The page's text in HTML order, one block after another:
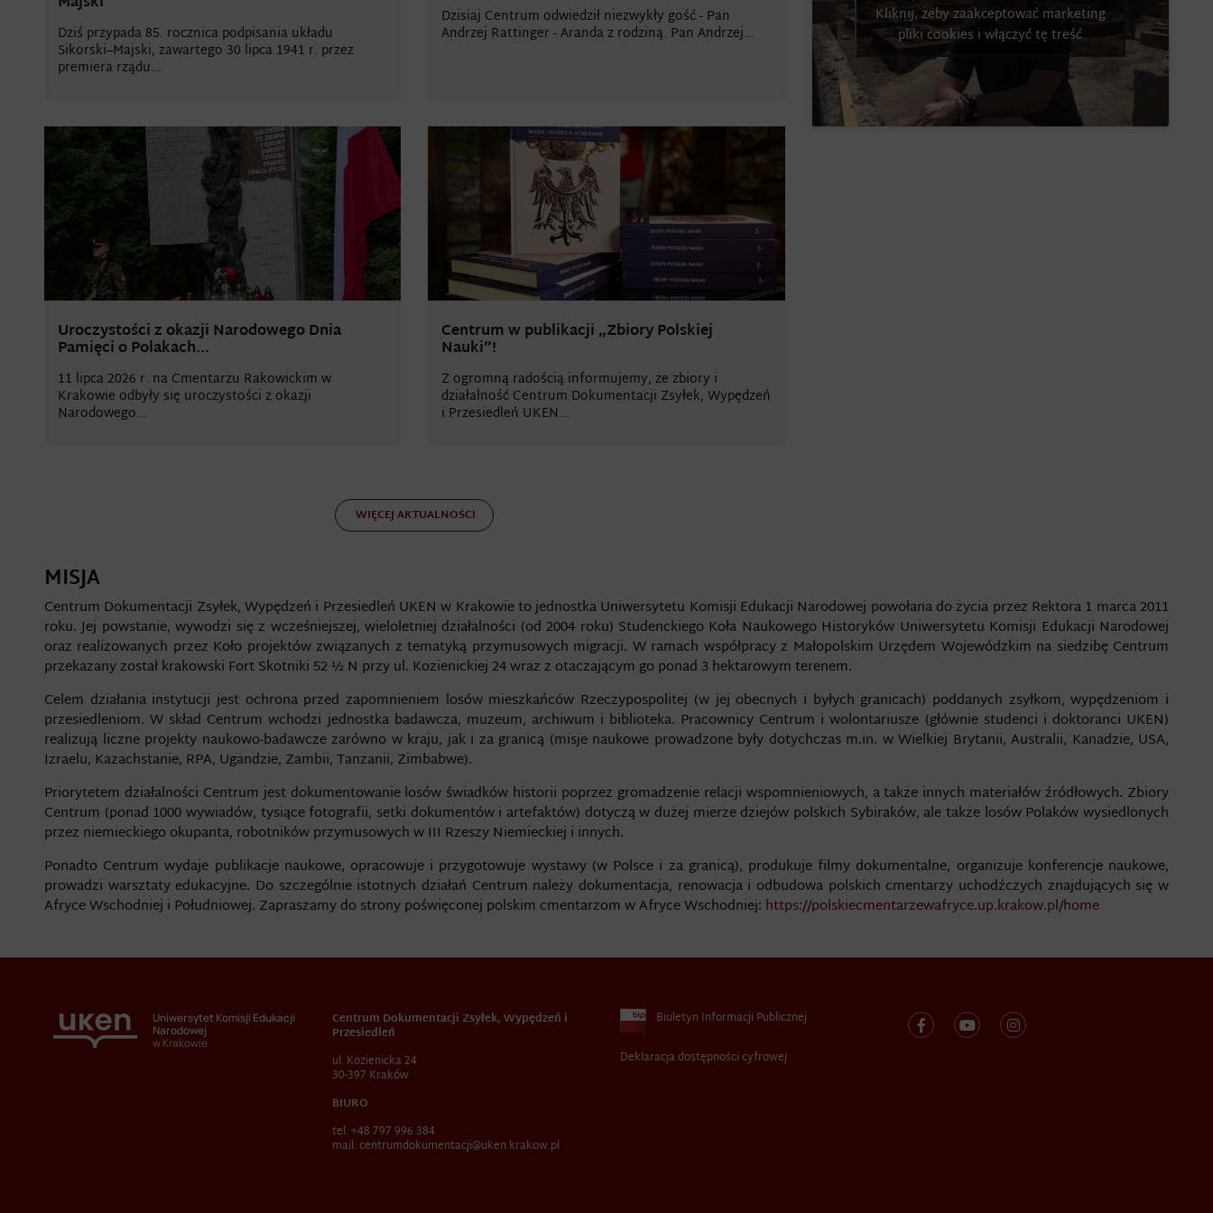
MISJA
Centrum Dokumentacji Zsyłek, Wypędzeń i Przesiedleń UKEN w Krakowie to jednostka Uniwersytetu Komisji Edukacji Narodowej powołana do życia przez Rektora 1 marca 2011
roku. Jej powstanie, wywodzi się z wcześniejszej, wieloletniej działalności (od 2004 roku) Studenckiego Koła Naukowego Historyków Uniwersytetu Komisji Edukacji Narodowej
oraz realizowanych przez Koło projektów związanych z tematyką przymusowych migracji. W ramach współpracy z Małopolskim Urzędem Wojewódzkim na siedzibę Centrum
przekazany został krakowski Fort Skotniki 52 ½ N przy ul. Kozienickiej 24 wraz z otaczającym go ponad 3 hektarowym terenem.
Celem działania instytucji jest ochrona przed zapomnieniem losów mieszkańców Rzeczypospolitej (w jej obecnych i byłych granicach) poddanych zsyłkom, wypędzeniom i
przesiedleniom. W skład Centrum wchodzi jednostka badawcza, muzeum, archiwum i biblioteka. Pracownicy Centrum i wolontariusze (głównie studenci i doktoranci UKEN)
realizują liczne projekty naukowo-badawcze zarówno w kraju, jak i za granicą (misje naukowe prowadzone były dotychczas m.in. w Wielkiej Brytanii, Australii, Kanadzie, USA,
Izraelu, Kazachstanie, RPA, Ugandzie, Zambii, Tanzanii, Zimbabwe).
Priorytetem działalności Centrum jest dokumentowanie losów świadków historii poprzez gromadzenie relacji wspomnieniowych, a także innych materiałów źródłowych. Zbiory
Centrum (ponad 1000 wywiadów, tysiące fotografii, setki dokumentów i artefaktów) dotyczą w dużej mierze dziejów polskich Sybiraków, ale także losów Polaków wysiedlonych
przez niemieckiego okupanta, robotników przymusowych w III Rzeszy Niemieckiej i innych.
Ponadto Centrum wydaje publikacje naukowe, opracowuje i przygotowuje wystawy (w Polsce i za granicą), produkuje filmy dokumentalne, organizuje konferencje naukowe,
prowadzi warsztaty edukacyjne. Do szczególnie istotnych działań Centrum należy dokumentacja, renowacja i odbudowa polskich cmentarzy uchodźczych znajdujących się w
Afryce Wschodniej i Południowej. Zapraszamy do strony poświęconej polskim cmentarzom w Afryce Wschodniej: https://polskiecmentarzewafryce.up.krakow.pl/home
Dziś przypada 85. rocznica podpisania układu
Sikorski–Majski, zawartego 30 lipca 1941 r. przez
premiera rządu...
Dzisiaj Centrum odwiedził niezwykły gość - Pan
Andrzej Rattinger - Aranda z rodziną. Pan Andrzej...
Uroczystości z okazji Narodowego Dnia
Pamięci o Polakach...
11 lipca 2026 r. na Cmentarzu Rakowickim w
Krakowie odbyły się uroczystości z okazji
Narodowego...
Centrum w publikacji „Zbiory Polskiej
Nauki”!
Z ogromną radością informujemy, że zbiory i
działalność Centrum Dokumentacji Zsyłek, Wypędzeń
i Przesiedleń UKEN...
WIĘCEJ AKTUALNOŚCI
Kliknij, żeby zaakceptować marketing
pliki cookies i włączyć tę treść
Uniwersytet Komisji Edukacji
Narodowej
w Krakowie
Centrum Dokumentacji Zsyłek, Wypędzeń i
Przesiedleń
ul. Kozienicka 24
30-397 Kraków
BIURO
tel. +48 797 996 384
mail:centrumdokumentacji@uken.krakow.pl
Biuletyn Informacji Publicznej
Deklaracja dostępności cyfrowej